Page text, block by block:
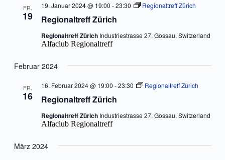
FR.
19 Regionaltreff Zürich
19. Januar 2024 @ 19:00 -23:30 Regionaltreff Zürich
Regionaltreff Zürich Industriestrasse 27, Gossau, Switzerland
Alfaclub Regionaltreff
Februar 2024
FR.
16 Regionaltreff Zürich
16. Februar 2024 @ 19:00 -23:30 Regionaltreff Zürich
Regionaltreff Zürich Industriestrasse 27, Gossau, Switzerland
Alfaclub Regionaltreff
März 2024